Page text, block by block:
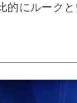
的にルーク